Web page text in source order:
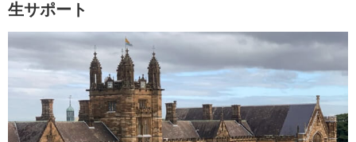
生サポート